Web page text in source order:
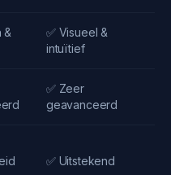
&
✅ Visueel &
intuïtief
✅ Zeer
geavanceerd
✅ Uitstekend